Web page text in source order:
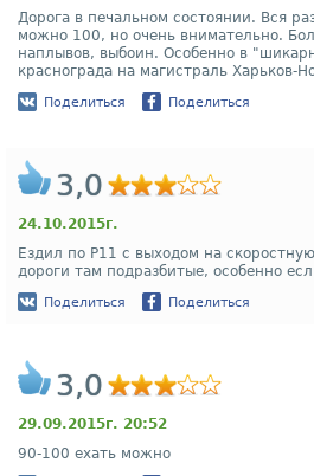
Дорога в печальном состоянии. Вся
можно 100, но очень внимательно.
наплывов, выбоин. Особенно в
краснограда на магистраль Харьков-
Поделиться Поделиться
3,0
24.10.2015г.
Ездил по Р11 с выходом на
дороги там подразбитые, особенно
Поделиться Поделиться
3,0
29.09.2015г. 20:52
90-100 ехать можно